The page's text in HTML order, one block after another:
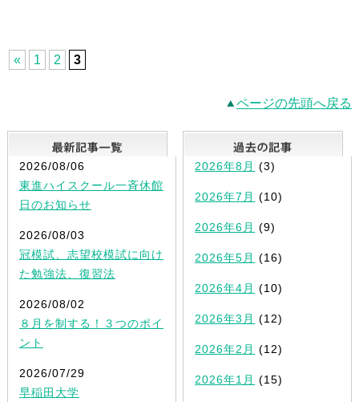
« 1 2 3
ページの先頭へ戻る
最新記事一覧
2026/08/06
東進ハイスクール一斉休館
日のお知らせ
2026/08/03
冠模試、志望校模試に向け
た勉強法、復習法
2026/08/02
８月を制する！３つのポイ
ント
2026/07/29
早稲田大学
2026年8月 (3)
2026年7月 (10)
2026年6月 (9)
2026年5月 (16)
2026年4月 (10)
2026年3月 (12)
2026年2月 (12)
2026年1月 (15)